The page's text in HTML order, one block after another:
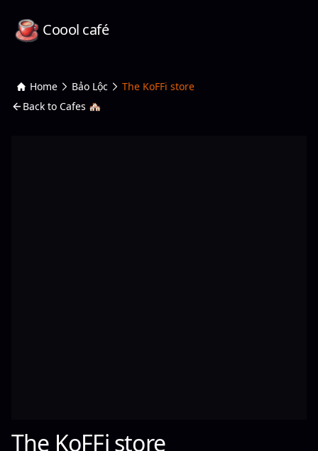
Coool café
Home Bảo Lộc
The KoFFi store
Back to Cafes 🏘️
The KoFFi store